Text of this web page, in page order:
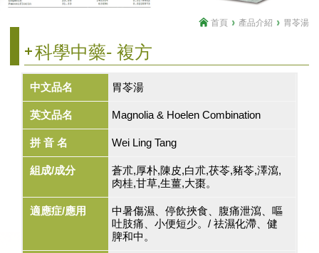
科學中藥- 複方
首頁 產品介紹 胃苓湯
中文品名 胃苓湯
英文品名 Magnolia & Hoelen Combination
拼 音 名 Wei Ling Tang
組成/成分
蒼朮,厚朴,陳皮,白朮,茯苓,豬苓,澤瀉,
肉桂,甘草,生薑,大棗。
適應症/應用
中暑傷濕、停飲挾食、腹痛泄瀉、嘔
吐肢痛、小便短少。/ 祛濕化滯、健
脾和中。